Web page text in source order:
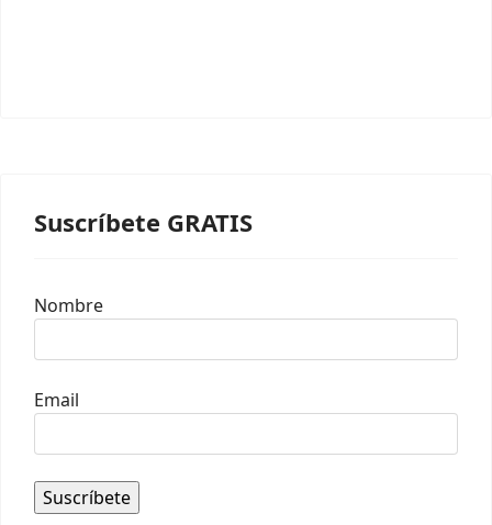
Suscríbete GRATIS
Nombre
Email